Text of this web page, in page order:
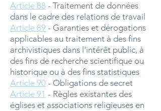
Article 88 - Traitement de données
dans le cadre des relations de travail
Article 89 - Garanties et dérogations
applicables au traitement à des fins
archivistiques dans l'intérêt public, à
des fins de recherche scientifique ou
historique ou à des fins statistiques
Article 90 - Obligations de secret
Article 91 - Règles existantes des
églises et associations religieuses en